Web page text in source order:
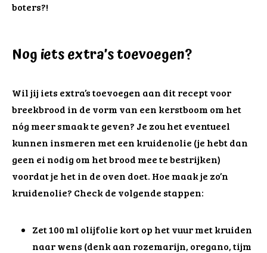
boters?!
Nog iets extra’s toevoegen?
Wil jij iets extra’s toevoegen aan dit recept voor
breekbrood in de vorm van een kerstboom om het
nóg meer smaak te geven? Je zou het eventueel
kunnen insmeren met een kruidenolie (je hebt dan
geen ei nodig om het brood mee te bestrijken)
voordat je het in de oven doet. Hoe maak je zo’n
kruidenolie? Check de volgende stappen:
Zet 100 ml olijfolie kort op het vuur met kruiden
naar wens (denk aan rozemarijn, oregano, tijm